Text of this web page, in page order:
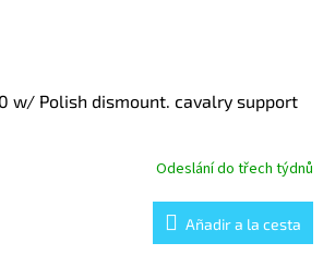
w/ Polish dismount. cavalry support
Odeslání do třech týdnů
Añadir a la cesta